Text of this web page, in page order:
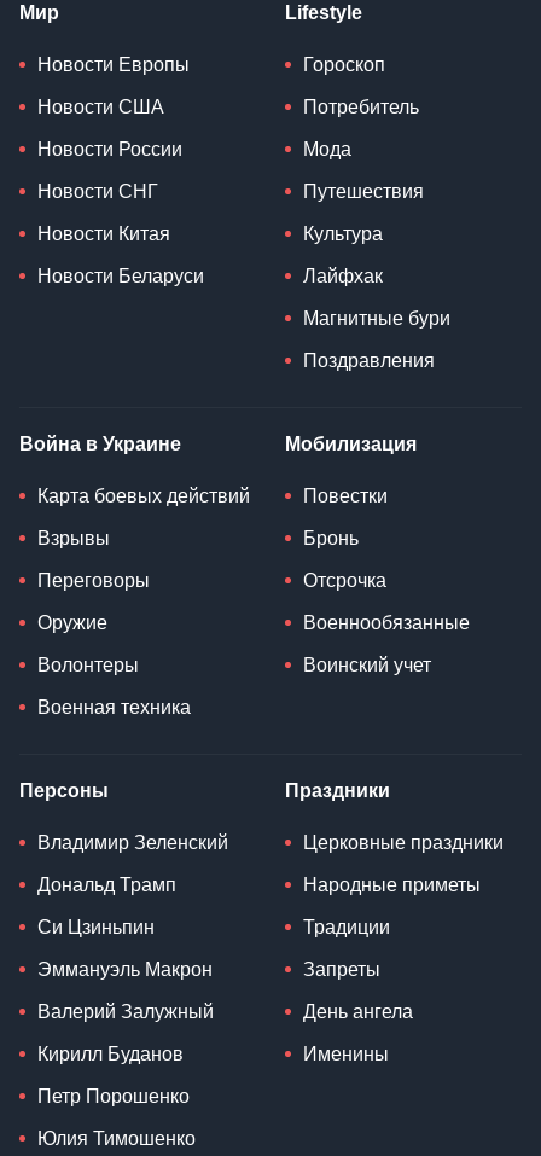
Мир
Новости Европы
Новости США
Новости России
Новости СНГ
Новости Китая
Новости Беларуси
Lifestyle
Гороскоп
Потребитель
Мода
Путешествия
Культура
Лайфхак
Магнитные бури
Поздравления
Война в Украине
Карта боевых действий
Взрывы
Переговоры
Оружие
Волонтеры
Военная техника
Мобилизация
Повестки
Бронь
Отсрочка
Военнообязанные
Воинский учет
Персоны
Владимир Зеленский
Дональд Трамп
Си Цзиньпин
Эммануэль Макрон
Валерий Залужный
Кирилл Буданов
Петр Порошенко
Юлия Тимошенко
Праздники
Церковные праздники
Народные приметы
Традиции
Запреты
День ангела
Именины